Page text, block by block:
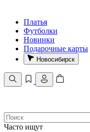
Платья
Футболки
Новинки
Подарочные карты
Новосибирск
Часто ищут